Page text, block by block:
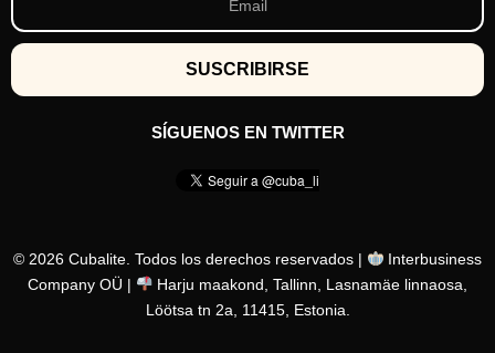
SÍGUENOS EN TWITTER
© 2026 Cubalite. Todos los derechos reservados |
Interbusiness
Company OÜ |
Harju maakond, Tallinn, Lasnamäe linnaosa,
Löötsa tn 2a, 11415, Estonia.